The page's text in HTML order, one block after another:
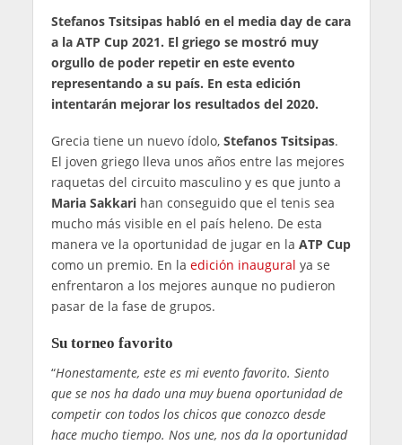
Stefanos Tsitsipas habló en el media day de cara
a la ATP Cup 2021. El griego se mostró muy
orgullo de poder repetir en este evento
representando a su país. En esta edición
intentarán mejorar los resultados del 2020.
Grecia tiene un nuevo ídolo, Stefanos Tsitsipas.
El joven griego lleva unos años entre las mejores
raquetas del circuito masculino y es que junto a
Maria Sakkarihan conseguido que el tenis sea
mucho más visible en el país heleno. De esta
manera ve la oportunidad de jugar en la ATP Cup
como un premio. En la edición inaugural ya se
enfrentaron a los mejores aunque no pudieron
pasar de la fase de grupos.
Su torneo favorito
“Honestamente, este es mi evento favorito. Siento
que se nos ha dado una muy buena oportunidad de
competir con todos los chicos que conozco desde
hace mucho tiempo. Nos une, nos da la oportunidad